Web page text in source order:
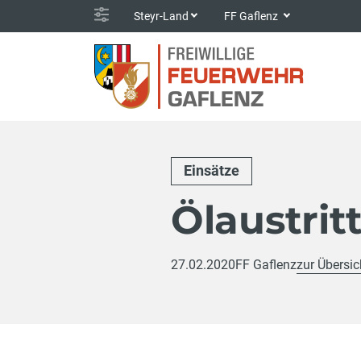
Steyr-Land FF Gaflenz
Einsätze
Ölaustritt
27.02.2020FF Gaflenzzur